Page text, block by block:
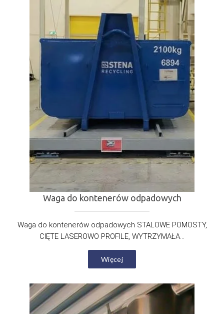
Waga do kontenerów odpadowych
Waga do kontenerów odpadowych STALOWE POMOSTY,
CIĘTE LASEROWO PROFILE, WYTRZYMAŁA...
Więcej